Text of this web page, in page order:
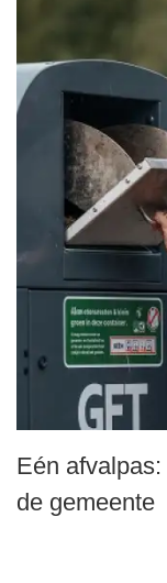
Eén
de gemeente